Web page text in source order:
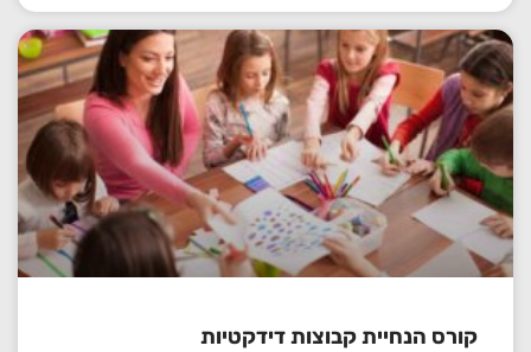
קורס הנחיית קבוצות דידקטיות